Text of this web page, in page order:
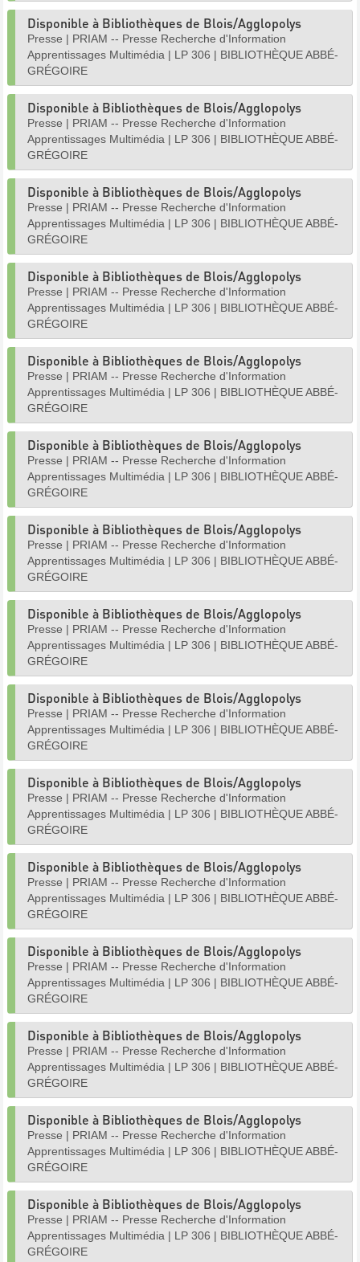
Disponible à Bibliothèques de Blois/Agglopolys
Presse | PRIAM -- Presse Recherche d'Information
Apprentissages Multimédia | LP 306 | BIBLIOTHÈQUE ABBÉ-
GRÉGOIRE
Disponible à Bibliothèques de Blois/Agglopolys
Presse | PRIAM -- Presse Recherche d'Information
Apprentissages Multimédia | LP 306 | BIBLIOTHÈQUE ABBÉ-
GRÉGOIRE
Disponible à Bibliothèques de Blois/Agglopolys
Presse | PRIAM -- Presse Recherche d'Information
Apprentissages Multimédia | LP 306 | BIBLIOTHÈQUE ABBÉ-
GRÉGOIRE
Disponible à Bibliothèques de Blois/Agglopolys
Presse | PRIAM -- Presse Recherche d'Information
Apprentissages Multimédia | LP 306 | BIBLIOTHÈQUE ABBÉ-
GRÉGOIRE
Disponible à Bibliothèques de Blois/Agglopolys
Presse | PRIAM -- Presse Recherche d'Information
Apprentissages Multimédia | LP 306 | BIBLIOTHÈQUE ABBÉ-
GRÉGOIRE
Disponible à Bibliothèques de Blois/Agglopolys
Presse | PRIAM -- Presse Recherche d'Information
Apprentissages Multimédia | LP 306 | BIBLIOTHÈQUE ABBÉ-
GRÉGOIRE
Disponible à Bibliothèques de Blois/Agglopolys
Presse | PRIAM -- Presse Recherche d'Information
Apprentissages Multimédia | LP 306 | BIBLIOTHÈQUE ABBÉ-
GRÉGOIRE
Disponible à Bibliothèques de Blois/Agglopolys
Presse | PRIAM -- Presse Recherche d'Information
Apprentissages Multimédia | LP 306 | BIBLIOTHÈQUE ABBÉ-
GRÉGOIRE
Disponible à Bibliothèques de Blois/Agglopolys
Presse | PRIAM -- Presse Recherche d'Information
Apprentissages Multimédia | LP 306 | BIBLIOTHÈQUE ABBÉ-
GRÉGOIRE
Disponible à Bibliothèques de Blois/Agglopolys
Presse | PRIAM -- Presse Recherche d'Information
Apprentissages Multimédia | LP 306 | BIBLIOTHÈQUE ABBÉ-
GRÉGOIRE
Disponible à Bibliothèques de Blois/Agglopolys
Presse | PRIAM -- Presse Recherche d'Information
Apprentissages Multimédia | LP 306 | BIBLIOTHÈQUE ABBÉ-
GRÉGOIRE
Disponible à Bibliothèques de Blois/Agglopolys
Presse | PRIAM -- Presse Recherche d'Information
Apprentissages Multimédia | LP 306 | BIBLIOTHÈQUE ABBÉ-
GRÉGOIRE
Disponible à Bibliothèques de Blois/Agglopolys
Presse | PRIAM -- Presse Recherche d'Information
Apprentissages Multimédia | LP 306 | BIBLIOTHÈQUE ABBÉ-
GRÉGOIRE
Disponible à Bibliothèques de Blois/Agglopolys
Presse | PRIAM -- Presse Recherche d'Information
Apprentissages Multimédia | LP 306 | BIBLIOTHÈQUE ABBÉ-
GRÉGOIRE
Disponible à Bibliothèques de Blois/Agglopolys
Presse | PRIAM -- Presse Recherche d'Information
Apprentissages Multimédia | LP 306 | BIBLIOTHÈQUE ABBÉ-
GRÉGOIRE